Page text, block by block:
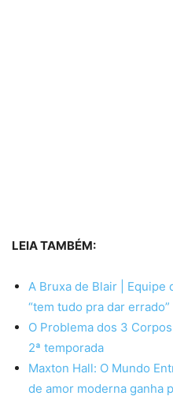
LEIA TAMBÉM:
A Bruxa de Blair |
“tem tudo pra dar errado”
O Problema dos 3
2ª temporada
Maxton Hall: O Mundo
de amor moderna ganha